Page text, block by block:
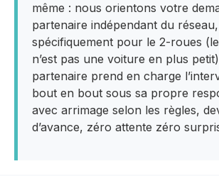
même : nous orientons votre
partenaire indépendant du
spécifiquement pour le 2-roues
n’est pas une voiture en plus
partenaire prend en charge
bout en bout sous sa propre
avec arrimage selon les règles,
d’avance, zéro attente zéro